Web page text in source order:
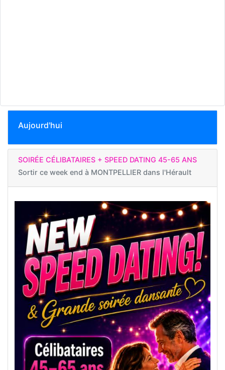
Aujourd'hui
SOIRÉE CÉLIBATAIRES + SPEED DATING 45-65 ANS
Sortir ce week end à MONTPELLIER dans l'Hérault